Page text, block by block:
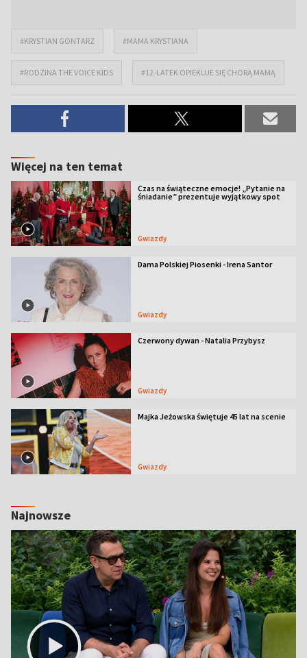
#KRYSTIAN GONTARZ #MAMA KRYSTIANA
#RODZINA THE VOICE KIDS #12-LATEK OPIEKUJE SIĘ CHORĄ MAMĄ
Więcej na ten temat
Czas na świąteczne emocje! „Pytanie na
śniadanie” prezentuje wyjątkowy spot
Gwiazdy
Dama Polskiej Piosenki - Irena Santor
Gwiazdy
Czerwony dywan - Natalia Przybysz
Gwiazdy
Majka Jeżowska świętuje 45 lat na scenie
Gwiazdy
Najnowsze